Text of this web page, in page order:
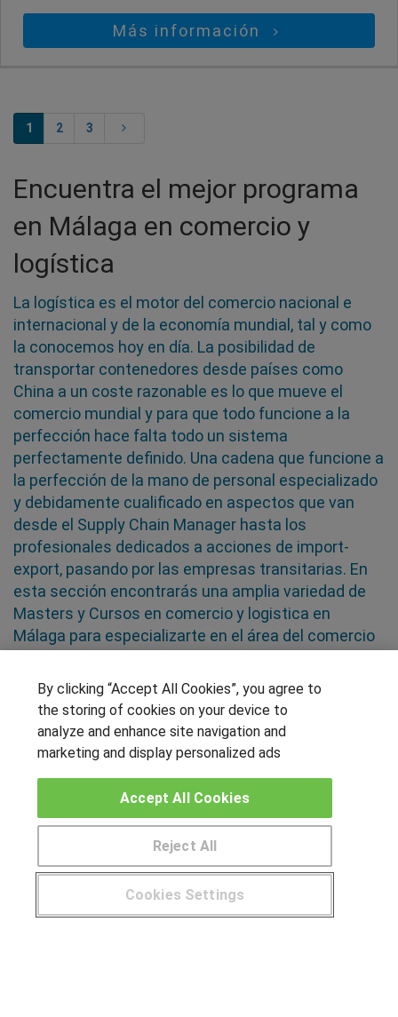
Más información
1 2 3
Encuentra el mejor programa
en Málaga en comercio y
logística
La logística es el motor del comercio nacional e
internacional y de la economía mundial, tal y como
la conocemos hoy en día. La posibilidad de
transportar contenedores desde países como
China a un coste razonable es lo que mueve el
comercio mundial y para que todo funcione a la
perfección hace falta todo un sistema
perfectamente definido. Una cadena que funcione a
la perfección de la mano de personal especializado
y debidamente cualificado en aspectos que van
desde el Supply Chain Manager hasta los
profesionales dedicados a acciones de import-
export, pasando por las empresas transitarias. En
esta sección encontrarás una amplia variedad de
Masters y Cursos en comercio y logistica en
Málaga para especializarte en el área del comercio
SÍGUENOS EN LAS REDES
Muro de los idiomas
Hablemos de empleo
Locos por las becas
CENTROS DE FORMACIÓN¿Tienes alguna duda? 900 264 357
By clicking “Accept All Cookies”, you agree to
the storing of cookies on your device to
analyze and enhance site navigation and
marketing and display personalized ads
Cookies Settings
Reject All
Accept All Cookies